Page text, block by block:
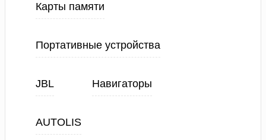
Карты памяти
Портативные устройства
JBL Навигаторы
AUTOLIS